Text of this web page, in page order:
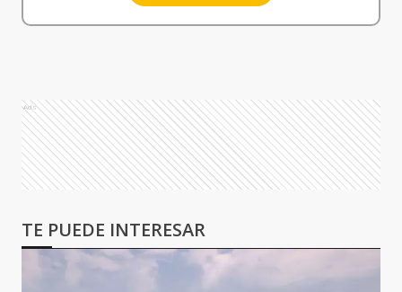
Ads
TE PUEDE INTERESAR